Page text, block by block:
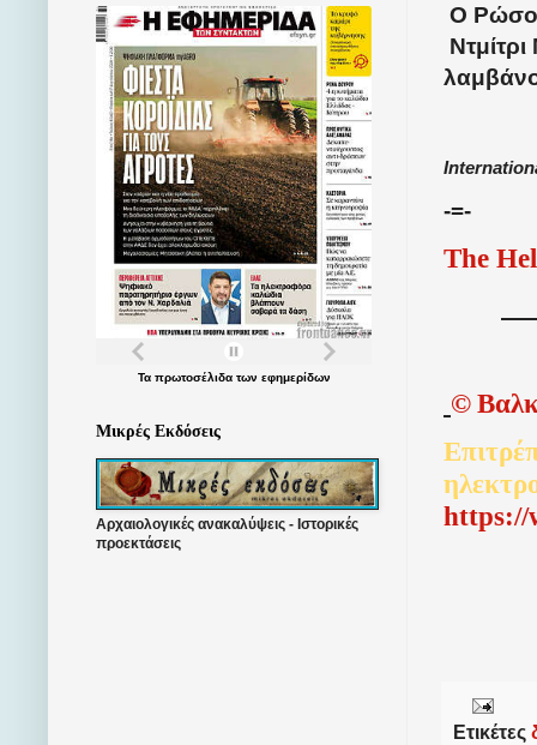
Ο
-=-
The
©
https://
Ετικέτες
Τα πρωτοσέλιδατων εφημερίδων
Μικρές Εκδόσεις
Αρχαιολογικές ανακαλύψεις - Ιστορικές
προεκτάσεις